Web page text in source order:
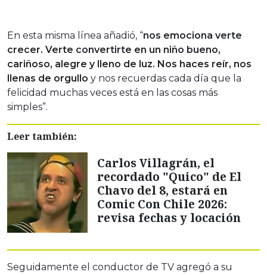
En esta misma línea añadió, “nos emociona verte
crecer. Verte convertirte en un niño bueno,
cariñoso, alegre y lleno de luz. Nos haces reír, nos
llenas de orgullo y nos recuerdas cada día que la
felicidad muchas veces está en las cosas más
simples”.
Leer también:
Carlos Villagrán, el
recordado "Quico" de El
Chavo del 8, estará en
Comic Con Chile 2026:
revisa fechas y locación
Seguidamente el conductor de TV agregó a su